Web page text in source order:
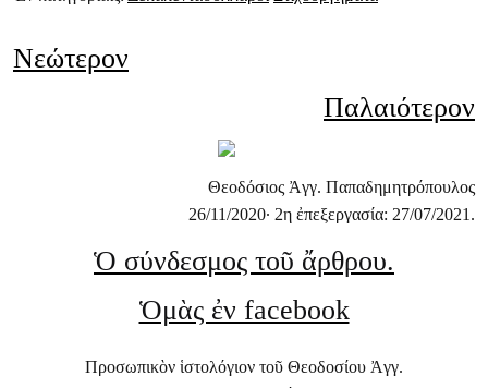
Νεώτερον
Παλαιότερον
Θεοδόσιος Ἀγγ. Παπαδημητρόπουλος
26/11/2020· 2η ἐπεξεργασία: 27/07/2021.
Ὁ σύνδεσμος τοῦ ἄρθρου.
Ὁμὰς ἐν facebook
Προσωπικὸν ἱστολόγιον τοῦ Θεοδοσίου Ἀγγ.